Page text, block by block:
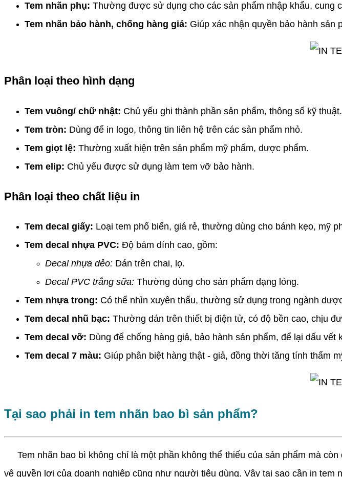
Tem nhãn phụ: Thường được sử dụng cho các sản phẩm nhập khẩu, cung
Tem nhãn bảo hành, chống hàng giả: Giúp xác nhận quyền bảo hành sản
Phân loại theo hình dạng
Tem vuông/ chữ nhật: Chủ yếu ghi thành phần sản phẩm, thông số kỹ thuật.
Tem tròn: Dùng để in logo, thông tin liên hệ trên các sản phẩm nhỏ.
Tem giọt lệ: Thường xuất hiện trên sản phẩm mỹ phẩm, dược phẩm.
Tem elip: Chủ yếu được sử dụng làm tem vỡ bảo hành.
Phân loại theo chất liệu in
Tem decal giấy: Loại tem phổ biến, giá rẻ, thường dùng cho bánh kẹo, mỹ
Tem decal nhựa PVC: Độ bám dính cao, gồm:
Decal nhựa dẻo: Dán trên chai, lọ.
Decal PVC trắng sữa: Thường dùng cho sản phẩm dạng lỏng.
Tem nhựa trong: Có thể nhìn xuyên thấu, thường sử dụng trong ngành
Tem decal nhũ bạc: Thường dán trên thiết bị điện tử, có độ bền cao, chịu
Tem decal vỡ: Dùng để chống hàng giả, bảo hành sản phẩm, để lại dấu vết
Tem decal 7 màu: Giúp phân biệt hàng thật - giả, đồng thời tăng tính thẩm
Tại sao phải in tem nhãn bao bì sản phẩm?
Tem nhãn bao bì không chỉ là một phần không thể thiếu của sản phẩm mà
vệ quyền lợi của doanh nghiệp cũng như người tiêu dùng. Vậy tại sao cần in tem